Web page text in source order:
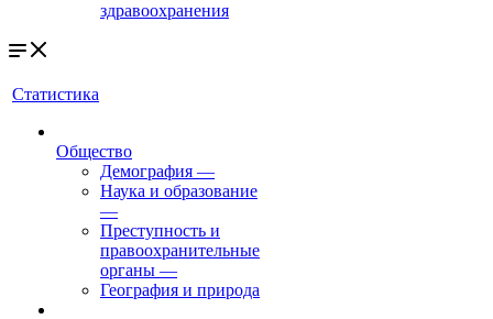
здравоохранения
Статистика
Общество
Демография —
Наука и образование
—
Преступность и
правоохранительные
органы —
География и природа